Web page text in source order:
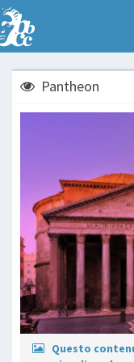
Pantheon
Questo